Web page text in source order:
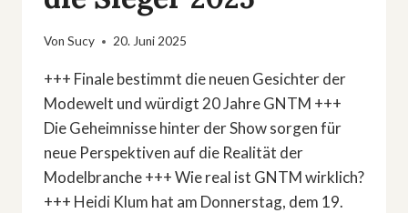
Von Sucy 20. Juni 2025
+++ Finale bestimmt die neuen Gesichter der
Modewelt und würdigt 20 Jahre GNTM +++
Die Geheimnisse hinter der Show sorgen für
neue Perspektiven auf die Realität der
Modelbranche +++ Wie real ist GNTM wirklich?
+++ Heidi Klum hat am Donnerstag, dem 19.